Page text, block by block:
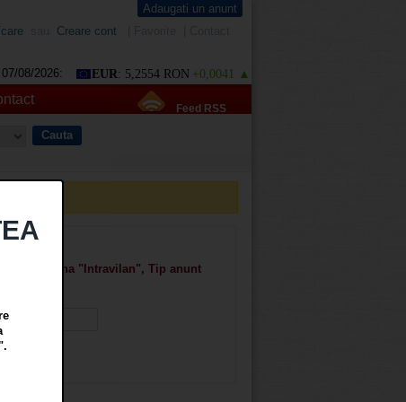
Creare cont
Adaugati un anunt
08/2026: EUR: 5,2554 RON +0,0041 ▲
Feed RSS
Zona "Intravilan", Tip anunt